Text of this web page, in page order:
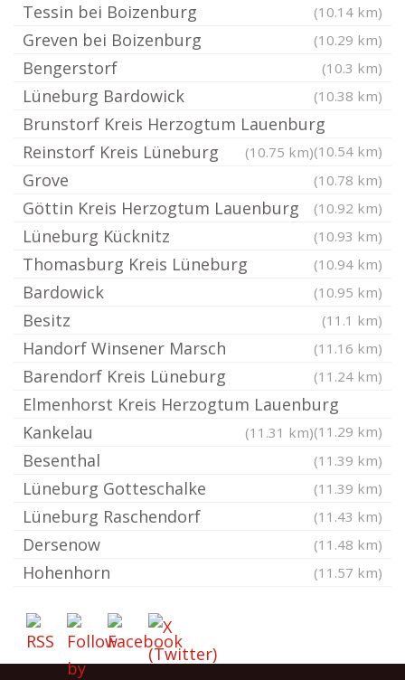
Tessin bei Boizenburg (10.14 km)
Greven bei Boizenburg (10.29 km)
Bengerstorf (10.3 km)
Lüneburg Bardowick (10.38 km)
Brunstorf Kreis Herzogtum Lauenburg
(10.54 km)
Reinstorf Kreis Lüneburg (10.75 km)
Grove (10.78 km)
Göttin Kreis Herzogtum Lauenburg (10.92 km)
Lüneburg Kücknitz (10.93 km)
Thomasburg Kreis Lüneburg (10.94 km)
Bardowick (10.95 km)
Besitz (11.1 km)
Handorf Winsener Marsch (11.16 km)
Barendorf Kreis Lüneburg (11.24 km)
Elmenhorst Kreis Herzogtum Lauenburg
(11.29 km)
Kankelau (11.31 km)
Besenthal (11.39 km)
Lüneburg Gotteschalke (11.39 km)
Lüneburg Raschendorf (11.43 km)
Dersenow (11.48 km)
Hohenhorn (11.57 km)